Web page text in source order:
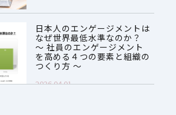
日本人のエンゲージメントは
なぜ世界最低水準なのか？
～ 社員のエンゲージメント
を高める４つの要素と組織の
つくり方 ～
2026.04.01